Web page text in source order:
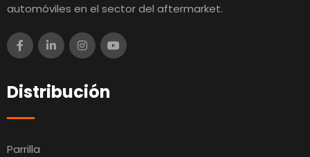
automóviles en el sector del aftermarket.
Distribución
Parrilla